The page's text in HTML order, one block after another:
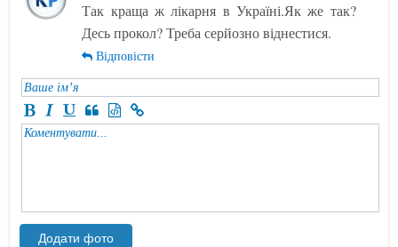
Так краща ж лікарня в Україні.Як же так?
Десь прокол? Треба серйозно віднестися.
Відповісти